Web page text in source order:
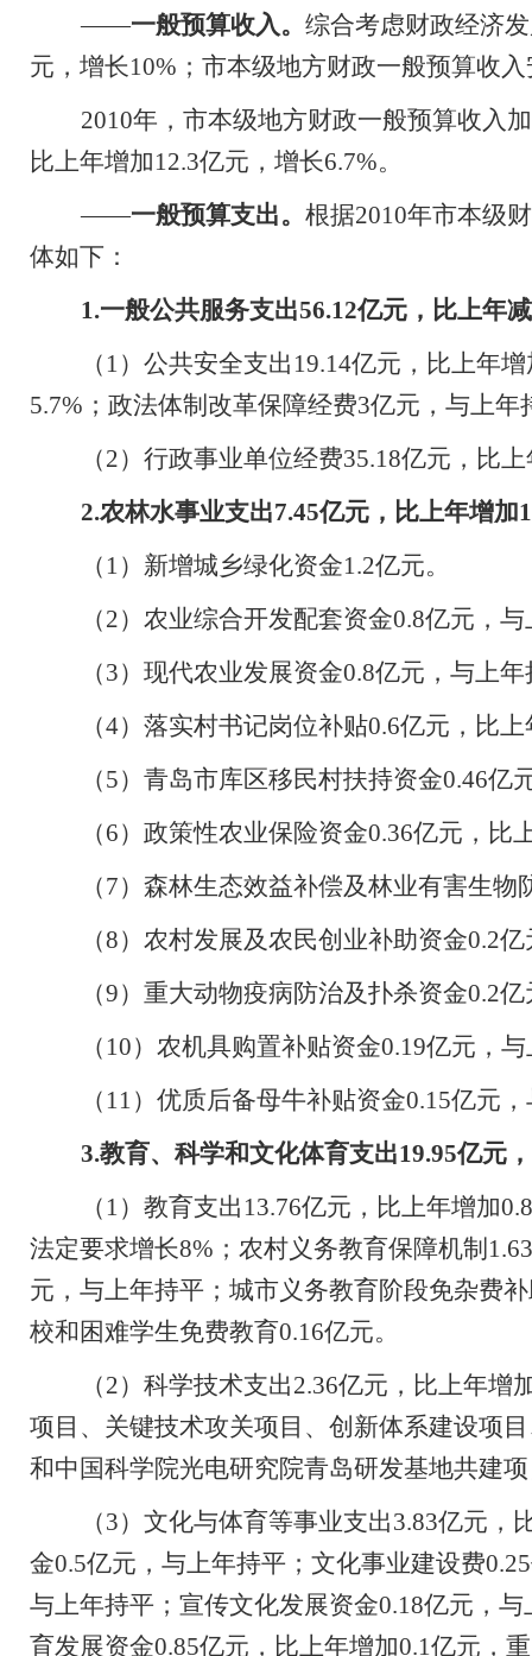
——一般预算收入。 综合考虑财政经济
元，增长10% ；市本级地方财政一般预算收
2010年，市本级地方财政一般预算收入
比上年增加12.3亿元，增长6.7%。
——一般预算支出。 根据2010年市本级
体如下：
1.一般公共服务支出56.12亿元，比上年
（ 1 ）公共安全支出 19.14亿元，比上年增
5.7% ； 政法体制改革保障经费3亿元，与上年
（2）行政事业单位经费35.18亿元，比
2.农林水事业支出7.45亿元，比上年增加
（ 1 ）新增城乡绿化资金1.2亿元。
（2）农业综合开发配套资金0.8亿元，与
（3）现代农业发展资金0.8亿元，与上年
（4）落实村书记岗位补贴0.6亿元，比上
（5）青岛市库区移民村扶持资金0.46亿
（6）政策性农业保险资金0.36亿元，比
（7）森林生态效益补偿及林业有害生物
（8）农村发展及农民创业补助资金0.2亿
（9）重大动物疫病防治及扑杀资金0.2亿
（ 10）农机具购置补贴资金0.19亿元，
（ 11 ）优质后备母牛补贴资金0.15亿元
3.教育、科学和文化体育支出19.95亿元
（ 1 ）教育支出 13.76亿元，比上年增加
法定要求增长8% ；农村义务教育保障机制 1.63
元，与上年持平；城市义务教育阶段免杂费
校和困难学生免费教育0.16亿元。
（2） 科学技术支出2.36亿元，比上年增
项目、关键技术攻关项目、创新体系建设项
和中国科学院光电研究院青岛研发基地共建
（3）文化与体育等事业支出3.83亿元，
金0.5亿元，与上年持平；文化事业建设费0.25
与上年持平；宣传文化发展资金0.18亿元，与
育发展资金0.85亿元，比上年增加0.1亿元，